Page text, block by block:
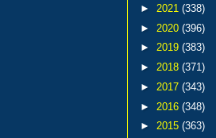
► 2021 (338)
► 2020 (396)
► 2019 (383)
► 2018 (371)
► 2017 (343)
► 2016 (348)
► 2015 (363)